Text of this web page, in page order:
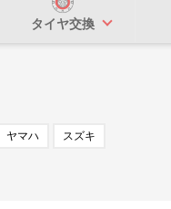
タイヤ交換
ヤマハ スズキ